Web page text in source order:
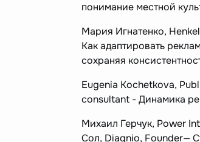
понимание местной
Мария Игнатенко,
Как адаптировать
сохраняя
Eugenia Kochetkova,
consultant - Динамика
Михаил Герчук, Power
Сол, Diagnio, Founder—